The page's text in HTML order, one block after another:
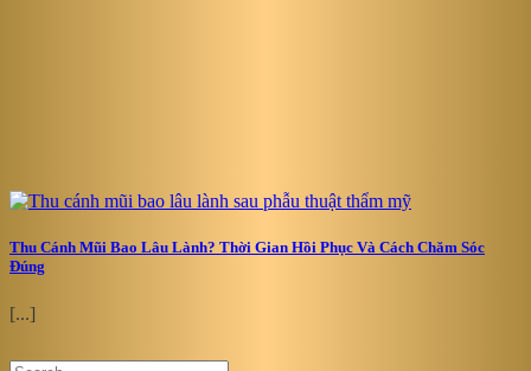
Thu Cánh Mũi Bao Lâu Lành? Thời Gian Hồi Phục Và Cách Chăm Sóc
Đúng
[...]